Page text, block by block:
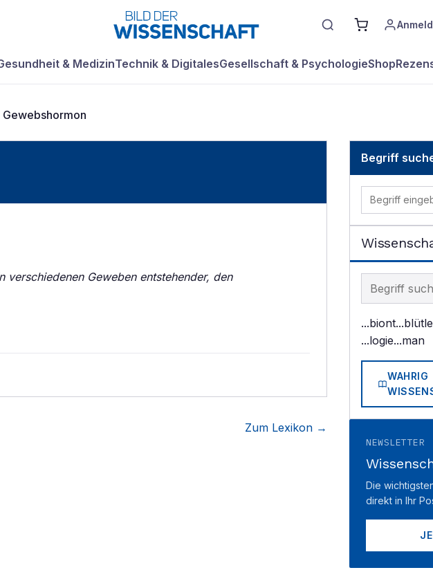
& MedizinTechnik & DigitalesGesellschaft & PsychologieShop
Gewebshormon
verschiedenen Geweben entstehender, den
Zum Lexikon →
Begriff
Begriff im
...biont
...logie...man
WAHRIG
NEWSLETTER
Die
direkt in Ihr